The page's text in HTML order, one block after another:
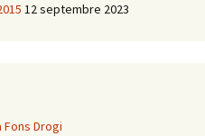
12 septembre 2023
Fons Drogi